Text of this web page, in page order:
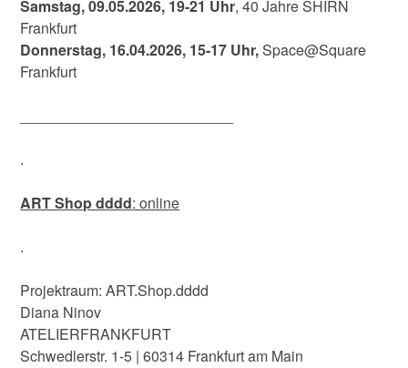
Samstag, 09.05.2026, 19-21 Uhr, 40 Jahre SHIRN
Frankfurt
Donnerstag, 16.04.2026, 15-17 Uhr,Space@Square
Frankfurt
.
ART Shop dddd: online
.
Projektraum: ART.Shop.dddd
Diana Ninov
ATELIERFRANKFURT
Schwedlerstr. 1-5 | 60314 Frankfurt am Main